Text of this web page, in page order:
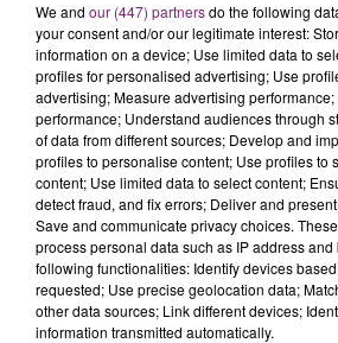
We and our (447) partnersdo the following
your consent and/or our legitimate interest:
information on a device; Use limited data to
profiles for personalised advertising; Use
advertising; Measure advertising
performance; Understand audiences through
of data from different sources; Develop and
profiles to personalise content; Use profiles to
content; Use limited data to select content;
detect fraud, and fix errors; Deliver and
Save and communicate privacy choices.
process personal data such as IP address
following functionalities: Identify devices
requested; Use precise geolocation data;
other data sources; Link different devices;
information transmitted automatically.